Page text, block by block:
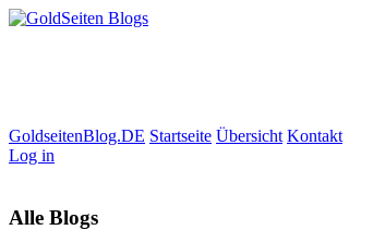
GoldseitenBlog.DE Startseite Übersicht Kontakt
Log in
Alle Blogs